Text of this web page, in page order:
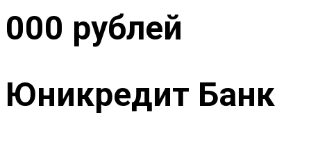
000 рублей
Юникредит Банк